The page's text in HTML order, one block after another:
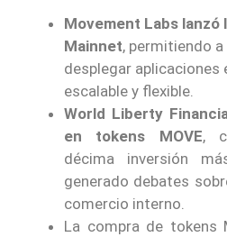
Movement Labs lanzó
Mainnet, permitiendo
desplegar aplicaciones
escalable y flexible.
World Liberty
en tokens MOVE,
décima inversión
generado debates
comercio interno.
La compra de tokens